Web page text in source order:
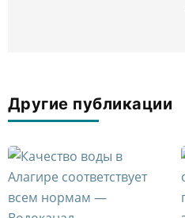
Другие публикации